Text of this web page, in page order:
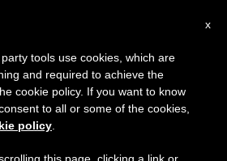
x
tools use cookies, which are
and required to achieve the
cookie policy. If you want to know
to all or some of the cookies,
policy